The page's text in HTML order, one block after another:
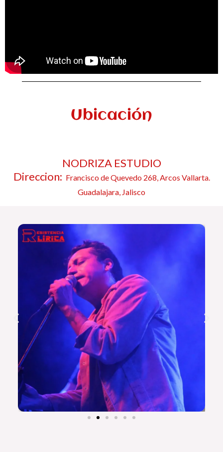
Ubicación
NODRIZA ESTUDIO
Direccion: Francisco de Quevedo 268, Arcos Vallarta.
Guadalajara, Jalisco